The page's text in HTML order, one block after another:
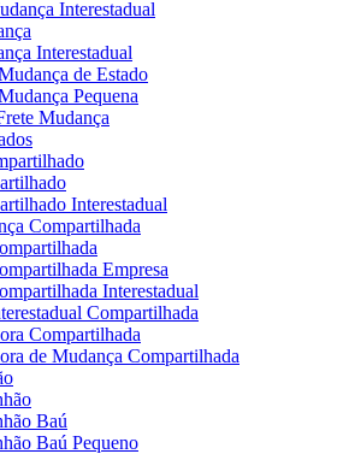
Interestadual
Interestadual
de Estado
Pequena
Mudança
Interestadual
Compartilhada
Empresa
Interestadual
Compartilhada
Compartilhada
de Mudança Compartilhada
Baú
Baú Pequeno